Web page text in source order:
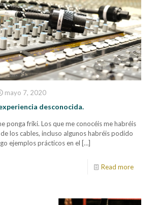
mayo 7, 2020
desconocida.
ponga friki. Los que me conocéis me habréis
los cables, incluso algunos habréis podido
ejemplos prácticos en el […]
Read more